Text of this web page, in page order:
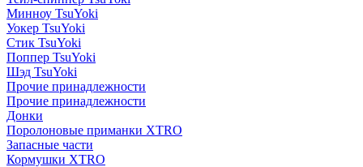
Минноу TsuYoki
Уокер TsuYoki
Стик TsuYoki
Поппер TsuYoki
Шэд TsuYoki
Прочие принадлежности
Прочие принадлежности
Донки
Поролоновые приманки XTRO
Запасные части
Кормушки XTRO